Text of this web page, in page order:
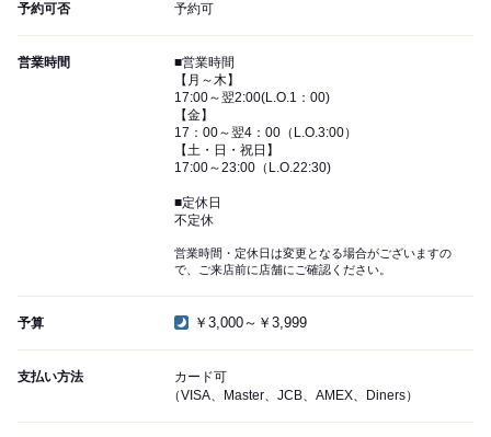
予約可否 予約可
営業時間
■営業時間
【月～木】
17:00～翌2:00(L.O.1：00)
【金】
17：00～翌4：00（L.O.3:00）
【土・日・祝日】
17:00～23:00（L.O.22:30)
■定休日
不定休
営業時間・定休日は変更となる場合がございますの
で、ご来店前に店舗にご確認ください。
予算 ￥3,000～￥3,999
支払い方法
カード可
（VISA、Master、JCB、AMEX、Diners）